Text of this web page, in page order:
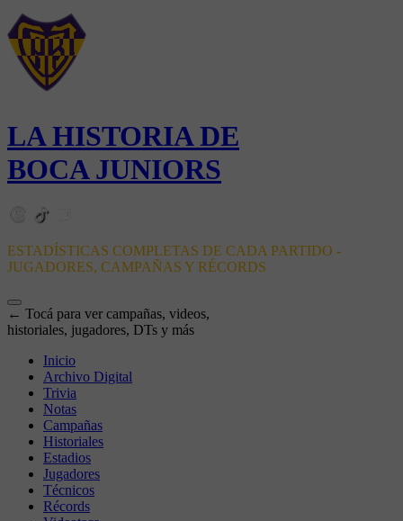
LA HISTORIA DE
BOCA JUNIORS
ESTADÍSTICAS COMPLETAS DE CADA PARTIDO -
JUGADORES, CAMPAÑAS Y RÉCORDS
← Tocá para ver campañas, videos,
historiales, jugadores, DTs y más
Inicio
Archivo Digital
Trivia
Notas
Campañas
Historiales
Estadios
Jugadores
Técnicos
Récords